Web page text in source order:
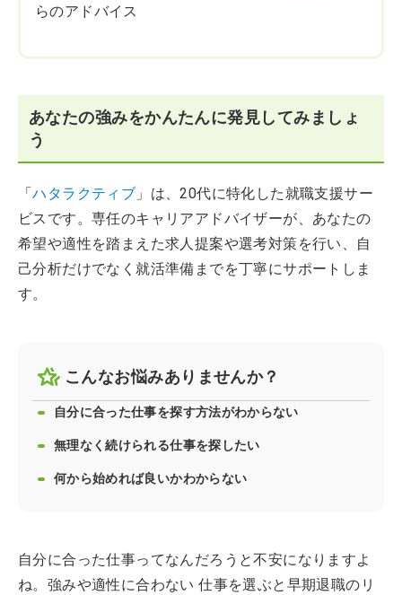
らのアドバイス
あなたの強みをかんたんに発見してみましょ
う
「ハタラクティブ 」は、20代に特化した就職支援サー
ビスです。専任のキャリアアドバイザーが、あなたの
希望や適性を踏まえた求人提案や選考対策を行い、自
己分析だけでなく就活準備までを丁寧にサポートしま
す。
こんなお悩みありませんか？
自分に合った仕事を探す方法がわからない
無理なく続けられる仕事を探したい
何から始めれば良いかわからない
自分に合った仕事ってなんだろうと不安になりますよ
ね。強みや適性に合わない 仕事を選ぶと早期退職のリ